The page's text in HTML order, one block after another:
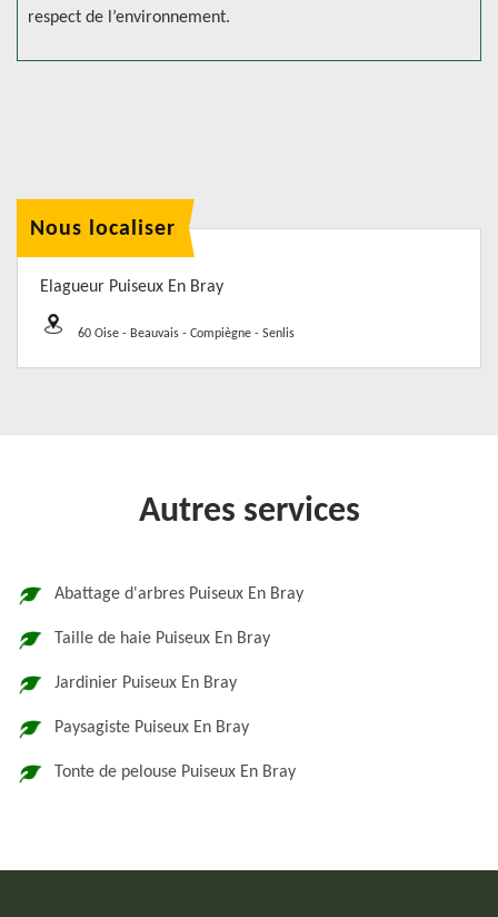
respect de l’environnement.
Nous localiser
Elagueur Puiseux En Bray
60 Oise - Beauvais - Compiègne - Senlis
Autres services
Abattage d'arbres Puiseux En Bray
Taille de haie Puiseux En Bray
Jardinier Puiseux En Bray
Paysagiste Puiseux En Bray
Tonte de pelouse Puiseux En Bray